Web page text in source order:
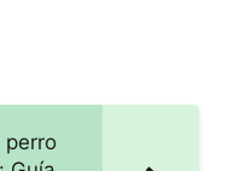
perro